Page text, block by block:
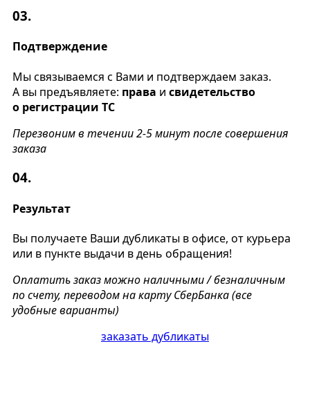
03.
Подтверждение
Мы связываемся с Вами и подтверждаем заказ.
А вы предъявляете: права и свидетельство
о регистрации ТС
Перезвоним в течении 2-5 минут после совершения
заказа
04.
Результат
Вы получаете Ваши дубликаты в офисе, от курьера
или в пункте выдачи в день обращения!
Оплатить заказ можно наличными / безналичным
по счету, переводом на карту СберБанка (все
удобные варианты)
заказать дубликаты